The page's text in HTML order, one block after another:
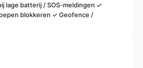
lage batterij / SOS-meldingen ✓
blokkeren ✓ Geofence /